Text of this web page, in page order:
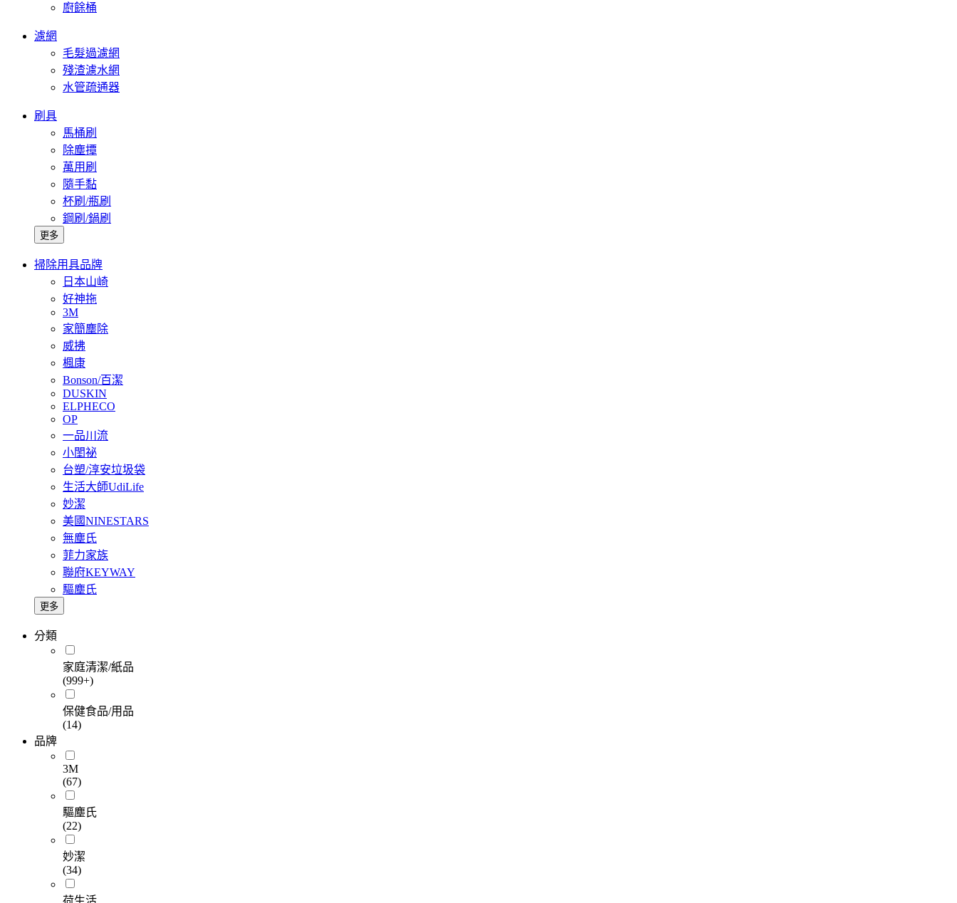
廚餘桶
濾網
毛髮過濾網
殘渣濾水網
水管疏通器
刷具
馬桶刷
除塵撢
萬用刷
隨手黏
杯刷/瓶刷
鋼刷/鍋刷
更多
掃除用具品牌
日本山崎
好神拖
3M
家簡塵除
威拂
楓康
Bonson/百潔
DUSKIN
ELPHECO
OP
一品川流
小閨祕
台塑/淳安垃圾袋
生活大師UdiLife
妙潔
美國NINESTARS
無塵氏
菲力家族
聯府KEYWAY
驅塵氏
更多
分類
家庭清潔/紙品
(999+)
保健食品/用品
(14)
品牌
3M
(67)
驅塵氏
(22)
妙潔
(34)
荷生活